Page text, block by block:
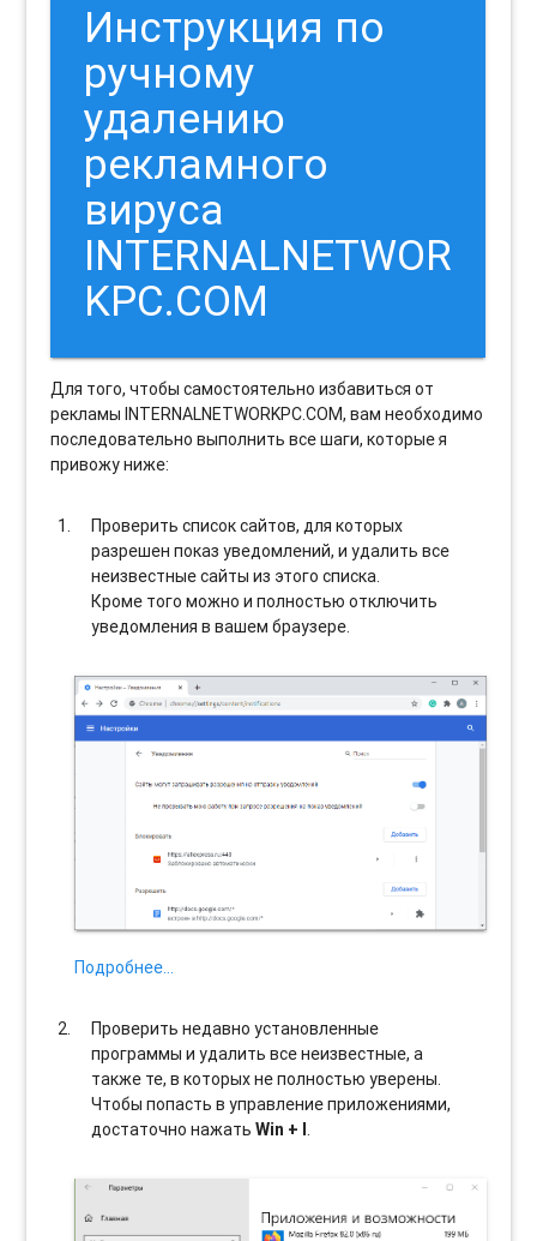
Инструкция по
ручному
удалению
рекламного
вируса
INTERNALNETWOR
KPC.COM
Для того, чтобы самостоятельно избавиться от
рекламы INTERNALNETWORKPC.COM, вам необходимо
последовательно выполнить все шаги, которые я
привожу ниже:
Проверить список сайтов, для которых
разрешен показ уведомлений, и удалить все
неизвестные сайты из этого списка.
Кроме того можно и полностью отключить
уведомления в вашем браузере.
Подробнее…
Проверить недавно установленные
программы и удалить все неизвестные, а
также те, в которых не полностью уверены.
Чтобы попасть в управление приложениями,
достаточно нажатьWin + I.